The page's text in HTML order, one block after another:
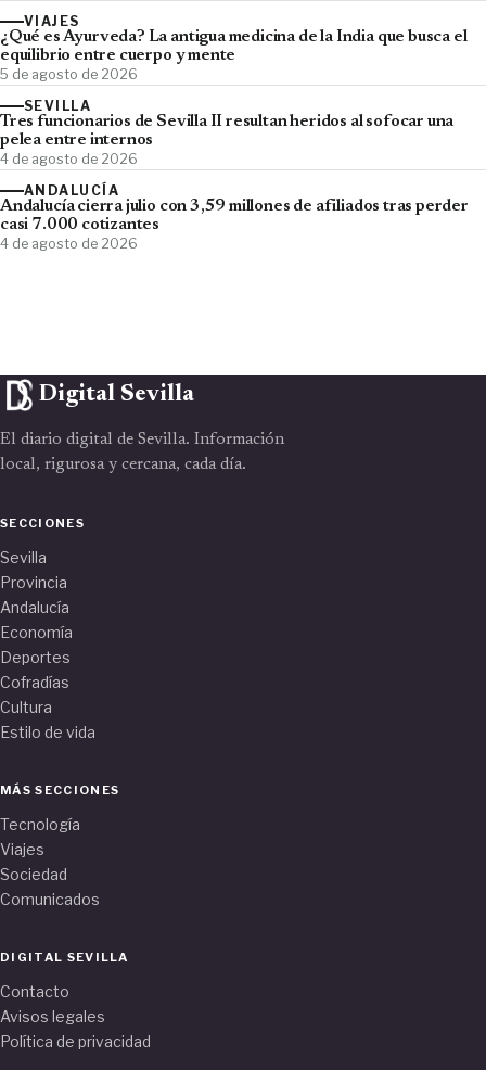
VIAJES
¿Qué es Ayurveda? La antigua medicina de la India que busca el
equilibrio entre cuerpo y mente
5 de agosto de 2026
SEVILLA
Tres funcionarios de Sevilla II resultan heridos al sofocar una
pelea entre internos
4 de agosto de 2026
ANDALUCÍA
Andalucía cierra julio con 3,59 millones de afiliados tras perder
casi 7.000 cotizantes
4 de agosto de 2026
Digital Sevilla
El diario digital de Sevilla. Información
local, rigurosa y cercana, cada día.
SECCIONES
Sevilla
Provincia
Andalucía
Economía
Deportes
Cofradías
Cultura
Estilo de vida
MÁS SECCIONES
Tecnología
Viajes
Sociedad
Comunicados
DIGITAL SEVILLA
Contacto
Avisos legales
Política de privacidad